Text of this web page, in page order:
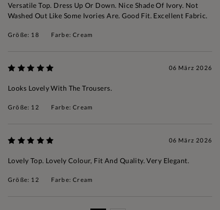
Versatile Top. Dress Up Or Down. Nice Shade Of Ivory. Not
Washed Out Like Some Ivories Are. Good Fit. Excellent Fabric.
Größe: 18 Farbe: Cream
06 März 2026
Looks Lovely With The Trousers.
Größe: 12 Farbe: Cream
06 März 2026
Lovely Top. Lovely Colour, Fit And Quality. Very Elegant.
Größe: 12 Farbe: Cream